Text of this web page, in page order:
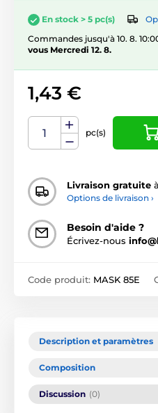
En stock > 5 pc(s)
Commandes jusqu'à 10. 8.
vous Mercredi 12. 8.
1,43 €
pc(s)
Livraison gratuite
Options de livraison ›
Besoin d'aide ?
Écrivez-nous
Code produit: MASK 85E
Description et paramètres
Composition
Discussion (0)